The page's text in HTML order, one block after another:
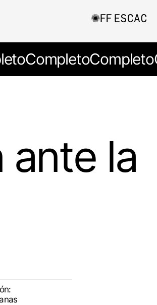
CompletoCompleto
ante la